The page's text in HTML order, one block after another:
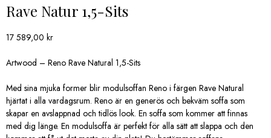
Rave Natur 1,5-Sits
17 589,00 kr
Artwood – Reno Rave Natural 1,5-Sits
Med sina mjuka former blir modulsoffan Reno i färgen Rave Natural
hjärtat i alla vardagsrum. Reno är en generös och bekväm soffa som
skapar en avslappnad och tidlös look. En soffa som kommer att finnas
med dig länge. En modulsoffa är perfekt för alla sätt att slappa och den